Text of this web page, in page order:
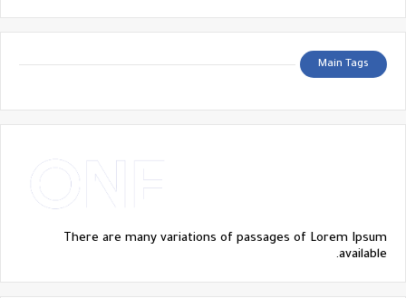
Main Tags
There are many variations of passages of Lorem Ipsum
available.